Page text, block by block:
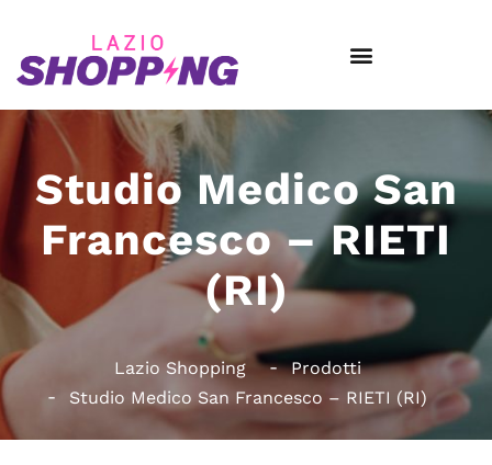
Studio Medico San
Francesco – RIETI
(RI)
Lazio Shopping
Prodotti
Studio Medico San Francesco – RIETI (RI)